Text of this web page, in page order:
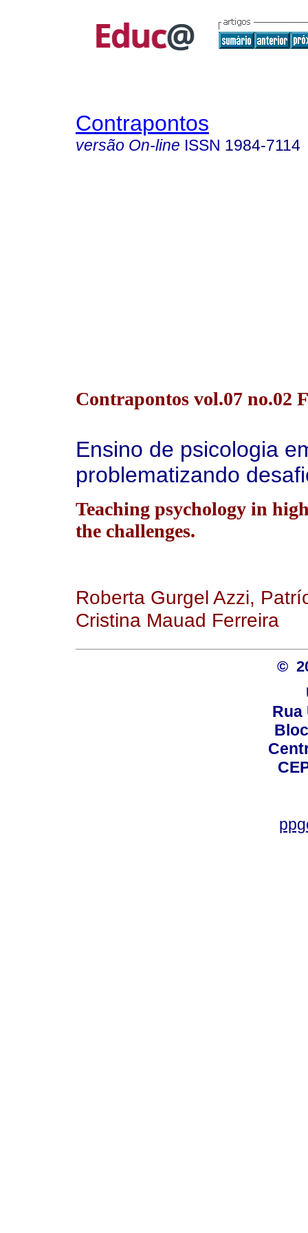
Contrapontos
versão On-line ISSN 1984-7114
Contrapontos vol.07 no.02
Ensino de psicologia
problematizando
Teaching psychology in
the challenges.
Roberta Gurgel Azzi,
Cristina Mauad Ferreira
©
Rua